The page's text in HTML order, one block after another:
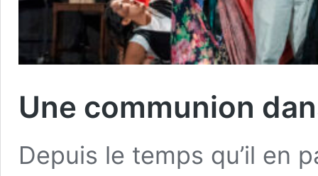
Une communion
Depuis le temps qu’il en